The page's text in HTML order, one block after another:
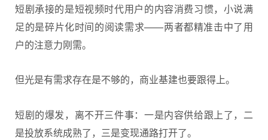
短剧承接的是短视频时代用户的内容消费习惯，小说满
足的是碎片化时间的阅读需求——两者都精准击中了用
户的注意力刚需。
但光是有需求存在是不够的，商业基建也要跟得上。
短剧的爆发，离不开三件事：一是内容供给跟上了，二
是投放系统成熟了，三是变现通路打开了。